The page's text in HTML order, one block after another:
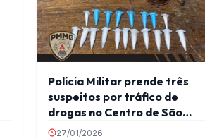
Polícia Militar prende três
suspeitos por tráfico de
drogas no Centro de São
Geraldo
27/01/2026